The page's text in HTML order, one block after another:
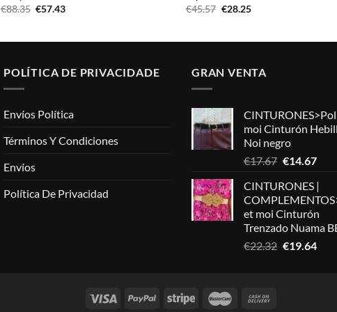
€88.35 El
€57.43El
€45.57 El
€28.25El
POLÍTICA DE PRIVACIDADE
Envíos Política
Términos Y Condiciones
Envíos
Política De Privacidad
GRAN VENTA
moi Cinturón
Noi negro
€17.67 El
original
era:
€17.67.
€14.67El
es:
CINTURONES |
et moi Cinturón
Trenzado Nuama
€22.32 El
€19.64El